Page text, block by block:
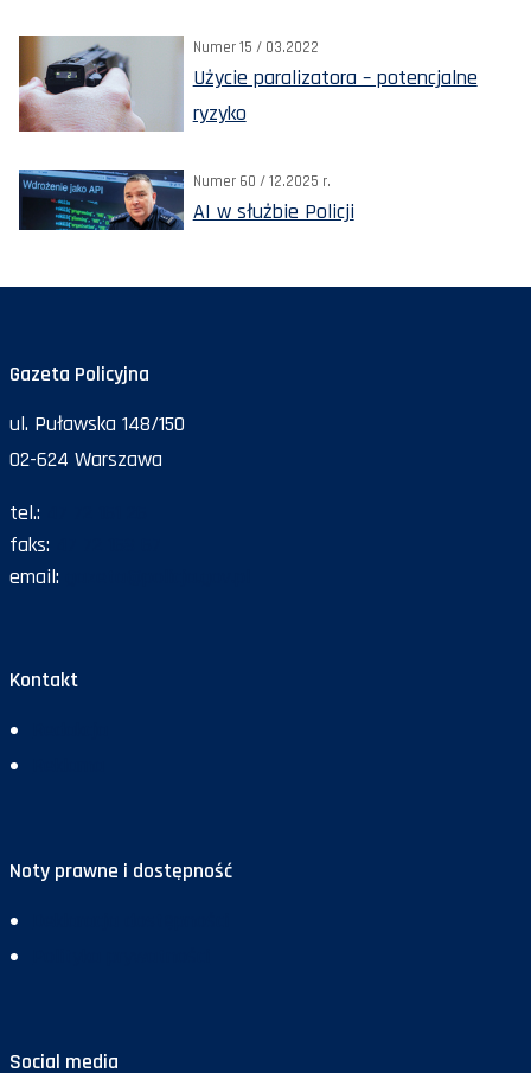
Numer 15 / 03.2022
Użycie paralizatora – potencjalne
ryzyko
Numer 60 / 12.2025 r.
AI w służbie Policji
Gazeta Policyjna
ul. Puławska 148/150
02-624 Warszawa
tel.:
faks:
email:
Kontakt
Noty prawne i dostępność
Social media